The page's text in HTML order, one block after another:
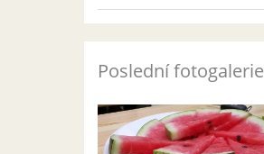
Poslední fotogalerie